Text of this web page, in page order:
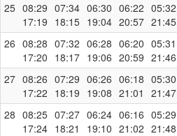
25 08:29
17:19
07:34
18:15
06:30
19:04
06:22
20:57
05:32
21:45
26 08:28
17:20
07:32
18:17
06:28
19:06
06:20
20:59
05:31
21:46
27 08:26
17:22
07:29
18:19
06:26
19:08
06:18
21:01
05:30
21:47
28 08:25
17:24
07:27
18:21
06:24
19:10
06:16
21:02
05:29
21:48